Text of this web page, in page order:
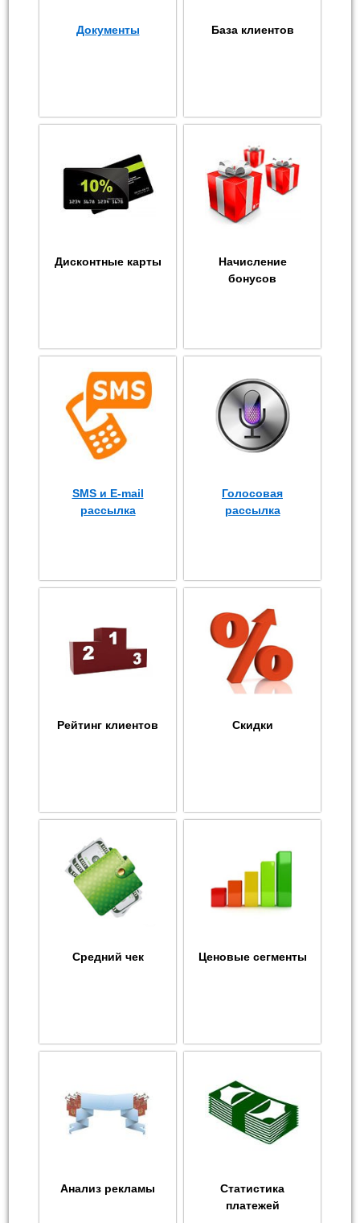
Документы База клиентов
Дисконтные карты
Начисление
бонусов
SMS и E-mail
рассылка
Голосовая
рассылка
Рейтинг клиентов Скидки
Средний чек Ценовые сегменты
Анализ рекламы
Статистика
платежей